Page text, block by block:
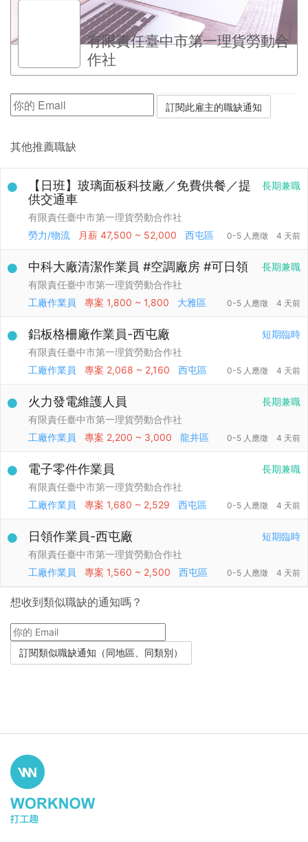
有限責任臺中市第一理貨勞動合
作社
其他推薦職缺
長期兼職
【日班】玻璃面板科技廠／免費供餐／提
供交通車
有限責任臺中市第一理貨勞動合作社
勞力/物流
月薪 47,500 ~ 52,000 西屯區 0-5 人應徵 4 天前
長期兼職
中科大廠清潔作業員 #空調廠房 #可日領
有限責任臺中市第一理貨勞動合作社
工廠作業員
專案 1,800 ~ 1,800 大雅區 0-5 人應徵 4 天前
短期臨時
鋁板格柵廠作業員-西屯廠
有限責任臺中市第一理貨勞動合作社
工廠作業員
專案 2,068 ~ 2,160 西屯區 0-5 人應徵 4 天前
長期兼職
火力發電維護人員
有限責任臺中市第一理貨勞動合作社
工廠作業員
專案 2,200 ~ 3,000 龍井區 0-5 人應徵 4 天前
長期兼職
電子零件作業員
有限責任臺中市第一理貨勞動合作社
工廠作業員
專案 1,680 ~ 2,529 西屯區 0-5 人應徵 4 天前
短期臨時
日領作業員-西屯廠
有限責任臺中市第一理貨勞動合作社
工廠作業員
專案 1,560 ~ 2,500 西屯區 0-5 人應徵 4 天前
想收到類似職缺的通知嗎？